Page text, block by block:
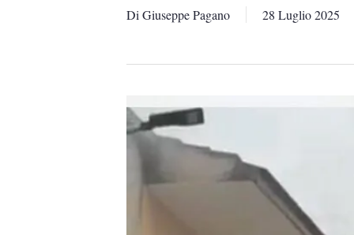
Di Giuseppe Pagano 28 Luglio 2025